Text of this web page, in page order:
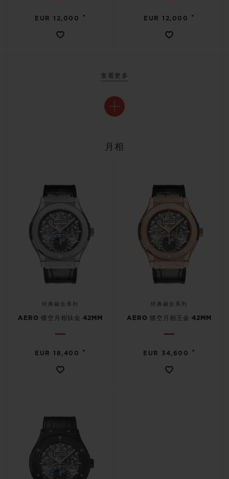
EUR 12,000 • EUR 12,000 •
查看更多
月相
经典融合系列
AERO 镂空月相钛金 42MM
EUR 18,400 •
经典融合系列
AERO 镂空月相王金 42MM
EUR 34,600 •